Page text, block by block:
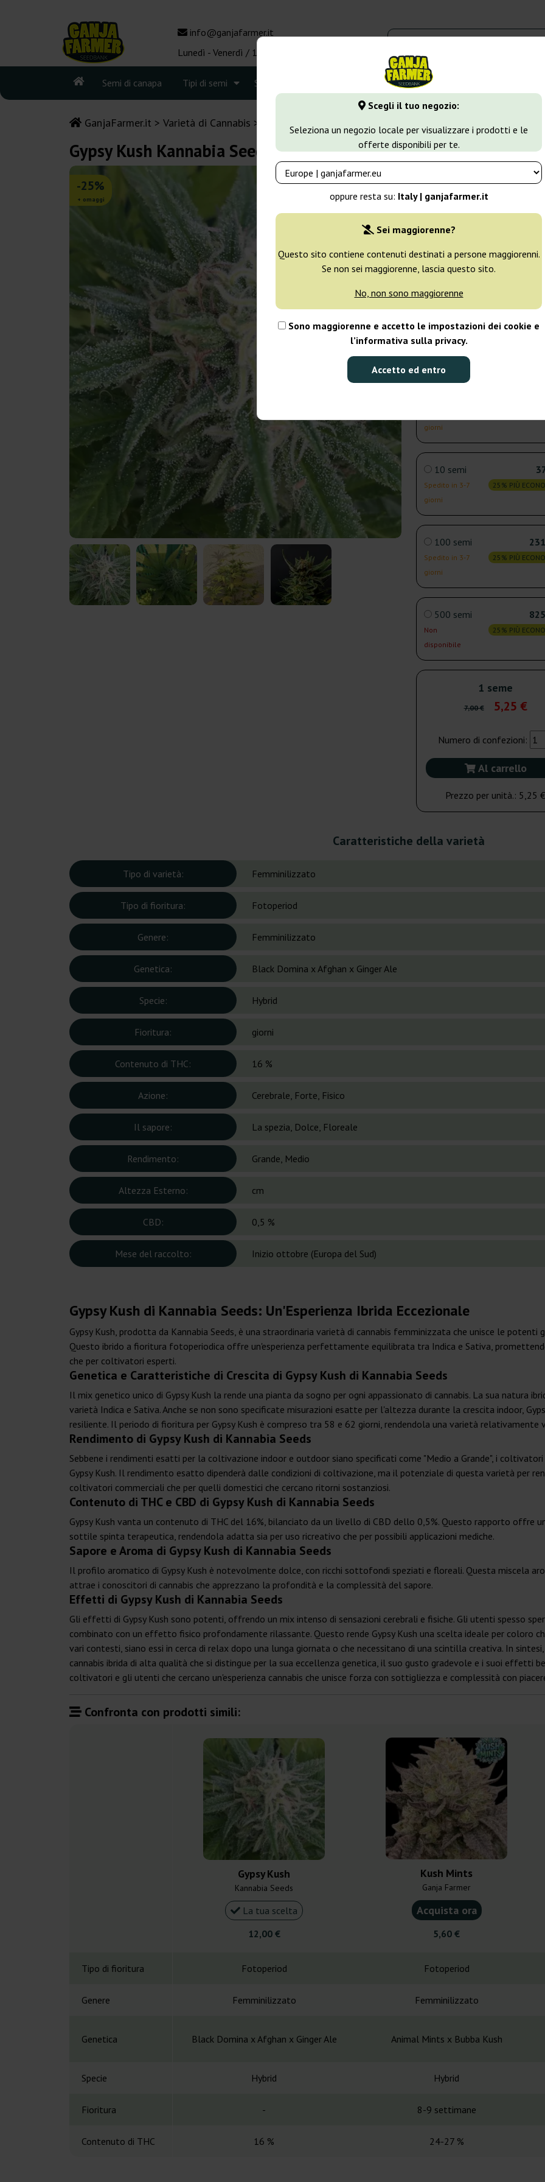
Scegli il tuo negozio:
Seleziona un negozio locale per visualizzare i prodotti e le
offerte disponibili per te.
oppure resta su: Italy | ganjafarmer.it
Sei maggiorenne?
Questo sito contiene contenuti destinati a persone maggiorenni.
Se non sei maggiorenne, lascia questo sito.
No, non sono maggiorenne
Sono maggiorenne e accetto le impostazioni dei cookie e
l’informativa sulla privacy.
Accetto ed entro
info@ganjafarmer.it
Lunedì - Venerdì / 10:00 - 16:00
Semi di canapa Tipi di semi Seedbank Tipi di marijuana Altro
GanjaFarmer.it Varietà di Cannabis
Gypsy Kush Kannabia Seeds
-25%
+ omaggi
Kannabia Seeds
1 seme
Spedito in 3-7
25% PIÙ
3 semi
Spedito in 3-7
giorni
25% PIÙ
giorni
25% PIÙ
10 semi
Spedito in 3-7
giorni
25% PIÙ
100 semi
Spedito in 3-7
giorni
25% PIÙ
500 semi
Non
disponibile
25% PIÙ
1 seme
7,00 € 5,25 €
Numero di confezioni:
Al carrello
Prezzo per unità.: 5,25 €
Caratteristiche della varietà
Tipo di varietà: Femminilizzato
Tipo di fioritura: Fotoperiod
Genere: Femminilizzato
Genetica: Black Domina x Afghan x Ginger Ale
Specie: Hybrid
Fioritura: giorni
Contenuto di THC: 16 %
Azione: Cerebrale, Forte, Fisico
Il sapore: La spezia, Dolce, Floreale
Rendimento: Grande, Medio
Altezza Esterno: cm
CBD: 0,5 %
Mese del raccolto: Inizio ottobre (Europa del Sud)
Gypsy Kush di Kannabia Seeds: Un'Esperienza Ibrida Eccezionale
Gypsy Kush, prodotta da Kannabia Seeds, è una straordinaria varietà di cannabis femminizzata che unisce le potenti
Questo ibrido a fioritura fotoperiodica offre un'esperienza perfettamente equilibrata tra Indica e Sativa,
che per coltivatori esperti.
Genetica e Caratteristiche di Crescita di Gypsy Kush di Kannabia Seeds
Il mix genetico unico di Gypsy Kush la rende una pianta da sogno per ogni appassionato di cannabis. La sua natura
varietà Indica e Sativa. Anche se non sono specificate misurazioni esatte per l'altezza durante la crescita indoor,
resiliente. Il periodo di fioritura per Gypsy Kush è compreso tra 58 e 62 giorni, rendendola una varietà
Rendimento di Gypsy Kush di Kannabia Seeds
Sebbene i rendimenti esatti per la coltivazione indoor e outdoor siano specificati come "Medio a Grande", i
Gypsy Kush. Il rendimento esatto dipenderà dalle condizioni di coltivazione, ma il potenziale di questa varietà per
coltivatori commerciali che per quelli domestici che cercano ritorni sostanziosi.
Contenuto di THC e CBD di Gypsy Kush di Kannabia Seeds
Gypsy Kush vanta un contenuto di THC del 16%, bilanciato da un livello di CBD dello 0,5%. Questo rapporto offre
sottile spinta terapeutica, rendendola adatta sia per uso ricreativo che per possibili applicazioni mediche.
Sapore e Aroma di Gypsy Kush di Kannabia Seeds
Il profilo aromatico di Gypsy Kush è notevolmente dolce, con ricchi sottofondi speziati e floreali. Questa miscela
attrae i conoscitori di cannabis che apprezzano la profondità e la complessità del sapore.
Effetti di Gypsy Kush di Kannabia Seeds
Gli effetti di Gypsy Kush sono potenti, offrendo un mix intenso di sensazioni cerebrali e fisiche. Gli utenti spesso
combinato con un effetto fisico profondamente rilassante. Questo rende Gypsy Kush una scelta ideale per coloro
vari contesti, siano essi in cerca di relax dopo una lunga giornata o che necessitano di una scintilla creativa. In sintesi,
cannabis ibrida di alta qualità che si distingue per la sua eccellenza genetica, il suo gusto gradevole e i suoi effetti
coltivatori e gli utenti che cercano un'esperienza cannabis che unisce forza con sottigliezza e complessità con
Confronta con prodotti simili:
Gypsy Kush
Kannabia Seeds
La tua scelta
12,00 €
Kush Mints
Ganja Farmer
Acquista ora
5,60 €
Tipo di fioritura Fotoperiod Fotoperiod
Genere Femminilizzato Femminilizzato
Genetica Black Domina x Afghan x Ginger Ale Animal Mints x Bubba Kush
Specie Hybrid Hybrid
Fioritura - 8-9 settimane
Contenuto di THC 16 % 24-27 %